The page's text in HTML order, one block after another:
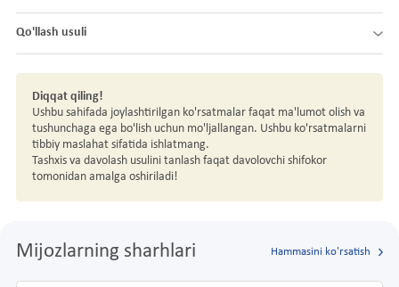
Qo'llash usuli
Diqqat qiling!
Ushbu sahifada joylashtirilgan ko'rsatmalar faqat ma'lumot olish va
tushunchaga ega bo'lish uchun mo'ljallangan. Ushbu ko'rsatmalarni
tibbiy maslahat sifatida ishlatmang.
Tashxis va davolash usulini tanlash faqat davolovchi shifokor
tomonidan amalga oshiriladi!
Mijozlarning sharhlari Hammasini ko'rsatish